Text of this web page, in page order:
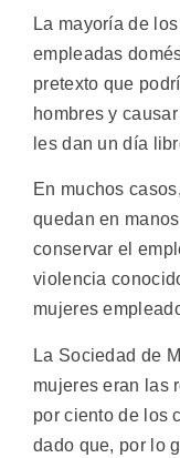
La mayoría de
empleadas
pretexto que
hombres y
les dan un día
En muchos
quedan en
conservar el
violencia
mujeres
La Sociedad de
mujeres eran las
por ciento de los
dado que, por lo